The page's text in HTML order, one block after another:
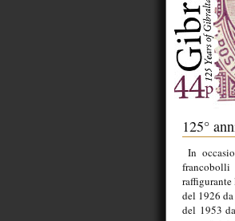
125°
In
francobolli
del 1926
del 1953